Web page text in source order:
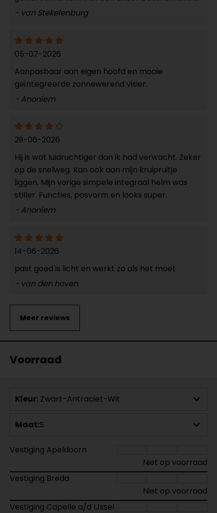
- van Stekelenburg
05-07-2026
Aanpasbaar aan eigen hoofd en mooie
geïntegreerde zonnewerend visier.
- Anoniem
29-06-2026
Hij is wat luidruchtiger dan ik had verwacht. Zeker
op de snelweg. Kan ook aan mijn kruipruitje
liggen. Mijn vorige simpele integraal helm was
stiller. Functies, pasvorm en looks super.
- Anoniem
14-06-2026
past goed is licht en werkt zo als het moet
- van den hoven
Voorraad
Kleur: Zwart-Antraciet-Wit
Maat:S
Vestiging Apeldoorn
Niet op voorraad
Vestiging Breda
Niet op voorraad
Vestiging Capelle a/d IJssel